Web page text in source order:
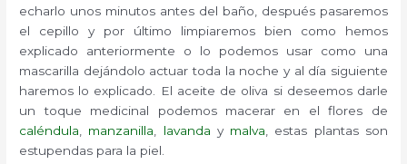
echarlo unos minutos antes del baño, después pasaremos
el cepillo y por último limpiaremos bien como hemos
explicado anteriormente o lo podemos usar como una
mascarilla dejándolo actuar toda la noche y al día siguiente
haremos lo explicado. El aceite de oliva si deseemos darle
un toque medicinal podemos macerar en el flores de
caléndula, manzanilla, lavanda y malva, estas plantas son
estupendas para la piel.